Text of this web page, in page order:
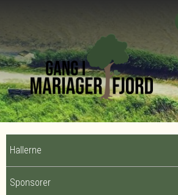
Hallerne
Sponsorer